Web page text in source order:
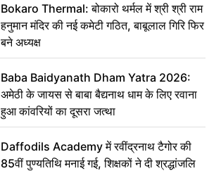
Bokaro Thermal: बोकारो थर्मल में श्री श्री राम
हनुमान मंदिर की नई कमेटी गठित, बाबूलाल गिरि फिर
बने अध्यक्ष
Baba Baidyanath Dham Yatra 2026:
अमेठी के जायस से बाबा बैद्यनाथ धाम के लिए रवाना
हुआ कांवरियों का दूसरा जत्था
Daffodils Academy में रवींद्रनाथ टैगोर की
85वीं पुण्यतिथि मनाई गई, शिक्षकों ने दी श्रद्धांजलि